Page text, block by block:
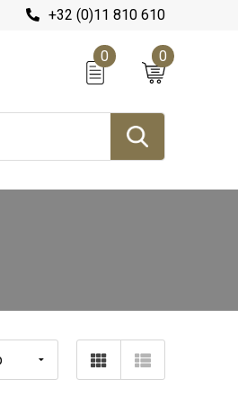
+32 (0)11 810 610
0 0